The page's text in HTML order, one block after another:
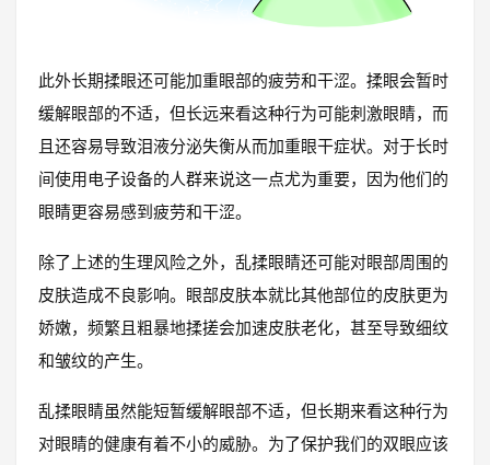
此外长期揉眼还可能加重眼部的疲劳和干涩。揉眼会暂时
缓解眼部的不适，但长远来看这种行为可能刺激眼睛，而
且还容易导致泪液分泌失衡从而加重眼干症状。对于长时
间使用电子设备的人群来说这一点尤为重要，因为他们的
眼睛更容易感到疲劳和干涩。
除了上述的生理风险之外，乱揉眼睛还可能对眼部周围的
皮肤造成不良影响。眼部皮肤本就比其他部位的皮肤更为
娇嫩，频繁且粗暴地揉搓会加速皮肤老化，甚至导致细纹
和皱纹的产生。
乱揉眼睛虽然能短暂缓解眼部不适，但长期来看这种行为
对眼睛的健康有着不小的威胁。为了保护我们的双眼应该